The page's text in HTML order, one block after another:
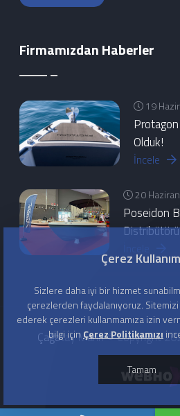
Firmamızdan Haberler
19
Olduk!
İncele
20
Poseidon
Çağatay Marin © Copyright
Çerez
Sizlere daha iyi bir hizmet
çerezlerden faydalanıyoruz.
ederek çerezleri kullanmamıza izin
bilgi için Çerez Politikamızı
Tamam